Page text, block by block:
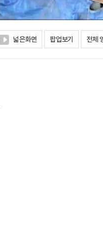
넓은화면 팝업보기 전체